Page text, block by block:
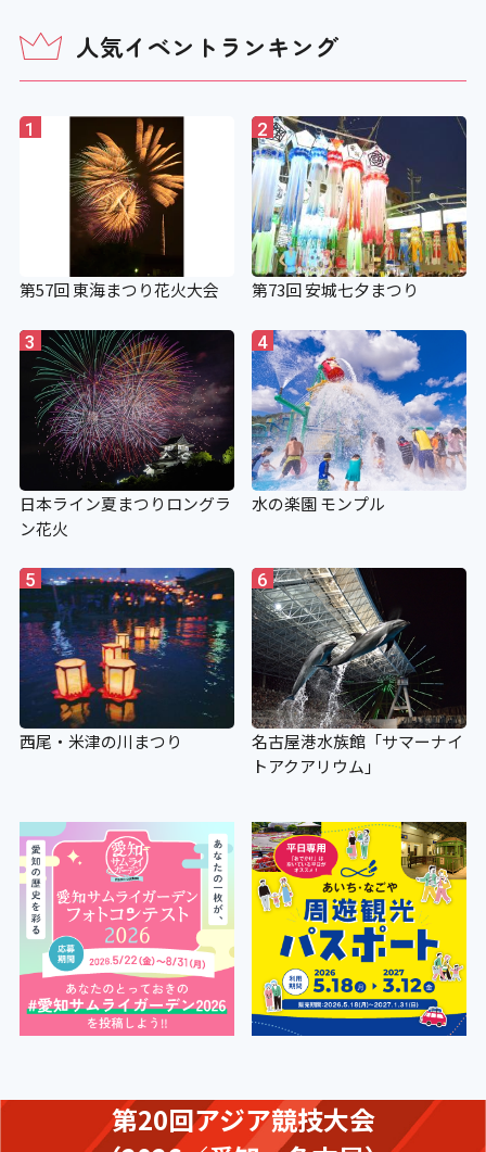
人気イベントランキング
1
第57回 東海まつり花火大会
2
第73回 安城七夕まつり
3
日本ライン夏まつりロングラ
ン花火
4
水の楽園 モンプル
5
西尾・米津の川まつり
6
名古屋港水族館「サマーナイ
トアクアリウム」
第20回アジア競技大会